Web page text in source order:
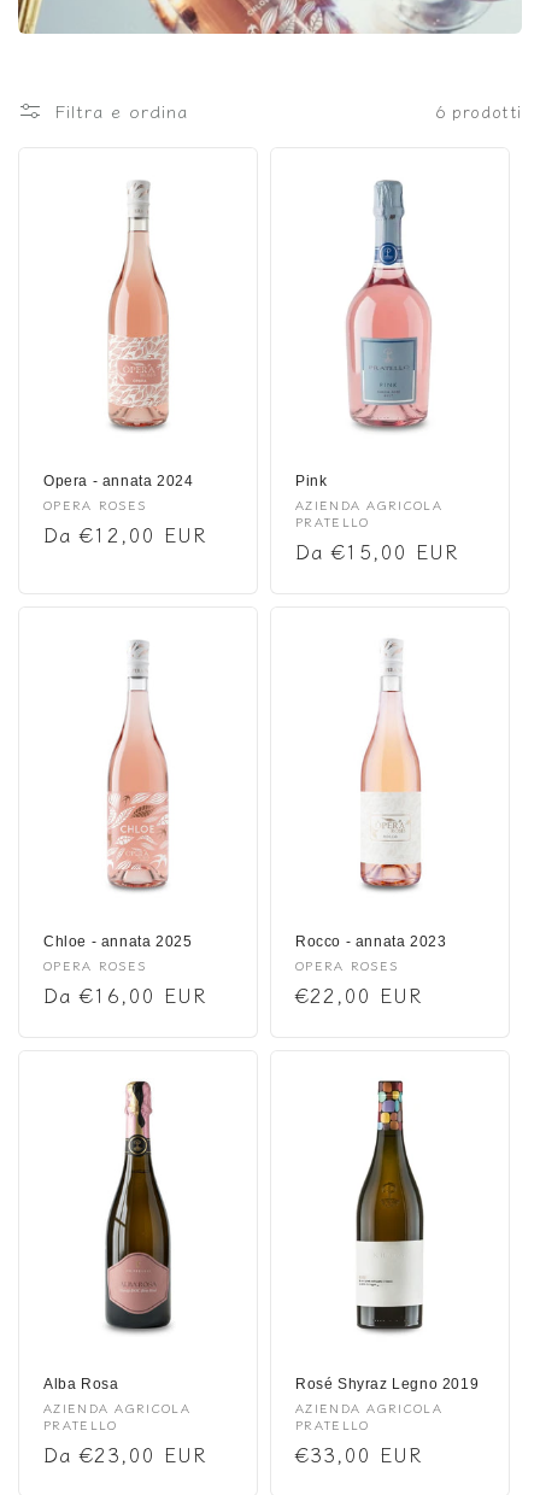
n
Filtra e ordina 6 prodotti
Opera - annata 2024
Fornitore:
OPERA ROSES
Prezzo
Da €12,00 EUR
Pink
Fornitore:
AZIENDA AGRICOLA
PRATELLO
Prezzo
Da €15,00 EUR
Chloe - annata 2025
Fornitore:
OPERA ROSES
Prezzo
Da €16,00 EUR
Rocco - annata 2023
Fornitore:
OPERA ROSES
Prezzo
€22,00 EUR
Alba Rosa
Fornitore:
AZIENDA AGRICOLA
PRATELLO
Prezzo
Da €23,00 EUR
Rosé Shyraz Legno 2019
Fornitore:
AZIENDA AGRICOLA
PRATELLO
Prezzo
€33,00 EUR